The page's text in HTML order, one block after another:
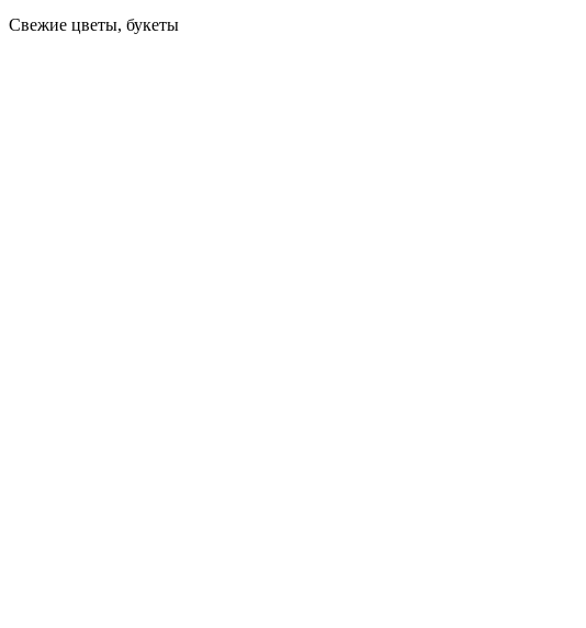
Свежие цветы, букеты